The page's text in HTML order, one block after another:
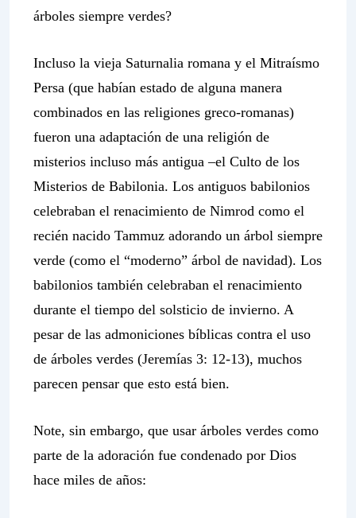
árboles siempre verdes?
Incluso la vieja Saturnalia romana y el Mitraísmo
Persa (que habían estado de alguna manera
combinados en las religiones greco-romanas)
fueron una adaptación de una religión de
misterios incluso más antigua –el Culto de los
Misterios de Babilonia. Los antiguos babilonios
celebraban el renacimiento de Nimrod como el
recién nacido Tammuz adorando un árbol siempre
verde (como el “moderno” árbol de navidad). Los
babilonios también celebraban el renacimiento
durante el tiempo del solsticio de invierno. A
pesar de las admoniciones bíblicas contra el uso
de árboles verdes (Jeremías 3: 12-13), muchos
parecen pensar que esto está bien.
Note, sin embargo, que usar árboles verdes como
parte de la adoración fue condenado por Dios
hace miles de años: